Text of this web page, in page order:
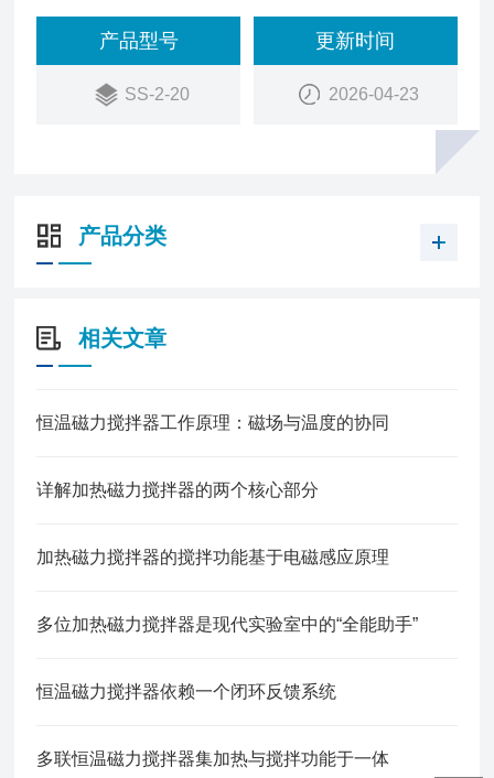
产品型号
SS-2-20
更新时间
2026-04-23
产品分类
相关文章
恒温磁力搅拌器工作原理：磁场与温度的协同
详解加热磁力搅拌器的两个核心部分
加热磁力搅拌器的搅拌功能基于电磁感应原理
多位加热磁力搅拌器是现代实验室中的“全能助手”
恒温磁力搅拌器依赖一个闭环反馈系统
多联恒温磁力搅拌器集加热与搅拌功能于一体